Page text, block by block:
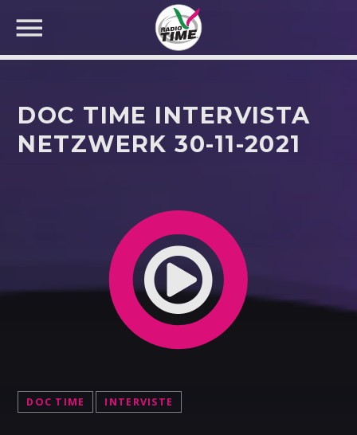
DOC TIME INTERVISTA
NETZWERK 30-11-2021
DOC TIME INTERVISTE